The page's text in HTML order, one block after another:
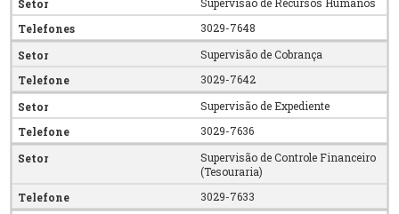
3029-7648
Supervisão de Cobrança
3029-7642
Supervisão de Expediente
3029-7636
Supervisão de Controle Financeiro
(Tesouraria)
3029-7633